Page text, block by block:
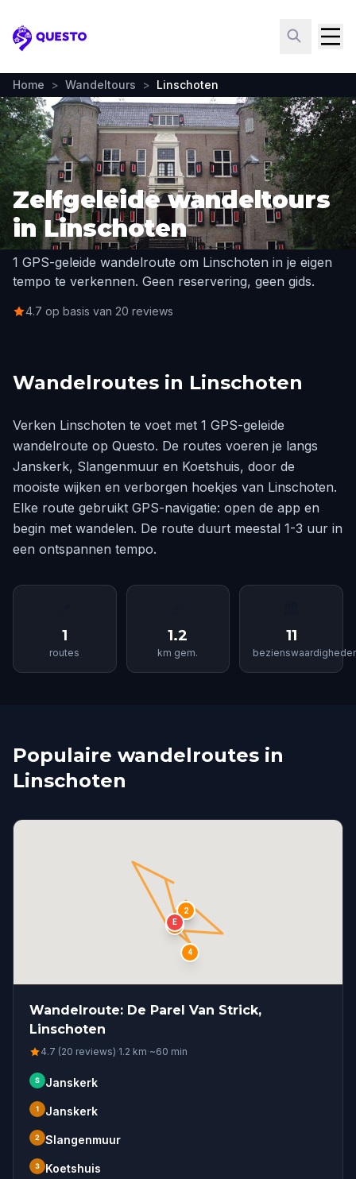
Questo
Home > Wandeltours > Linschoten
Zelfgeleide wandeltours
in Linschoten
1 GPS-geleide wandelroute om Linschoten in je eigen
tempo te verkennen. Geen reservering, geen gids.
4.7 op basis van 20 reviews
Wandelroutes in Linschoten
Verken Linschoten te voet met 1 GPS-geleide
wandelroute op Questo. De routes voeren je langs
Janskerk, Slangenmuur en Koetshuis, door de
mooiste wijken en verborgen hoekjes van Linschoten.
Elke route gebruikt GPS-navigatie: open de app en
begin met wandelen. De route duurt meestal 1-3 uur in
een ontspannen tempo.
1
routes
1.2
km gem.
11
Populaire wandelroutes in
Linschoten
S
1
2
3
4
E
Wandelroute: De Parel Van Strick,
Linschoten
4.7 (20 reviews)·1.2 km·~60 min
S Janskerk
1 Janskerk
2 Slangenmuur
3 Koetshuis